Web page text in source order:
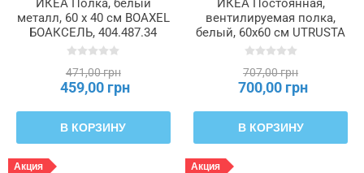
ИКЕА Полка, белый
металл, 60 x 40 см BOAXEL
БОАКСЕЛЬ, 404.487.34
471,00 грн
459,00 грн
В КОРЗИНУ
ИКЕА Постоянная,
вентилируемая полка,
белый, 60x60 см UTRUSTA
УТРУСТА, 902.135.73
707,00 грн
700,00 грн
В КОРЗИНУ
Акция Акция